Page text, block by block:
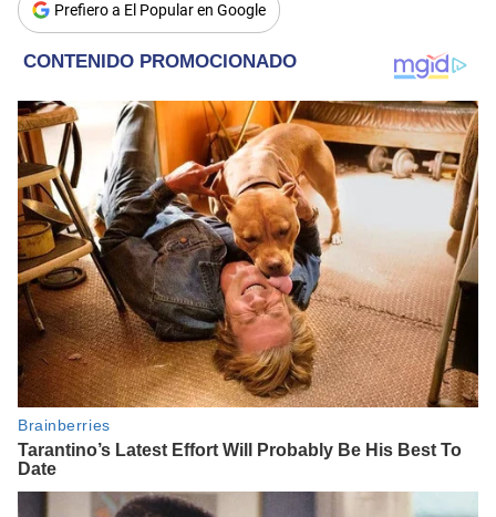
Prefiero a El Popular en Google